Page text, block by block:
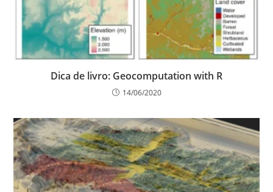
Dica de livro: Geocomputation with R
14/06/2020